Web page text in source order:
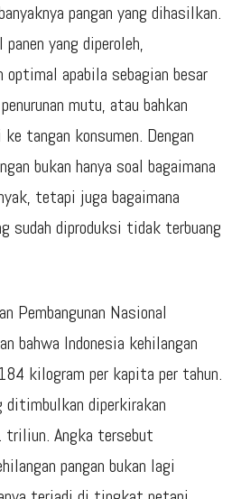
pangan yang dihasilkan.
yang diperoleh,
apabila sebagian besar
mutu, atau bahkan
tangan konsumen. Dengan
bukan hanya soal bagaimana
tetapi juga bagaimana
sudah diproduksi tidak terbuang
Pembangunan Nasional
bahwa Indonesia kehilangan
kilogram per kapita per tahun.
ditimbulkan diperkirakan
Angka tersebut
pangan bukan lagi